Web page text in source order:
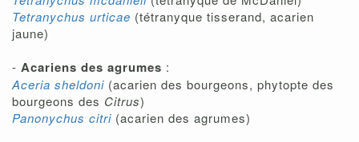
Tetranychus urticae (tétranyque tisserand, acarien
jaune)
- Acariens des agrumes :
Aceria sheldoni (acarien des bourgeons, phytopte des
bourgeons des Citrus)
Panonychus citri (acarien des agrumes)